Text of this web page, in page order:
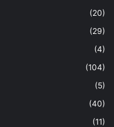
(20)
(29)
(4)
(104)
(5)
(40)
(11)